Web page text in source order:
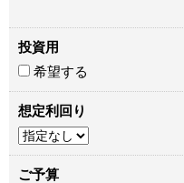
投資用
希望する
想定利回り
ご予算